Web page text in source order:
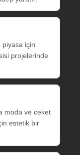
piyasa için
projelerinde
moda ve ceket
estetik bir